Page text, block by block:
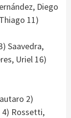
Diego
11)
Saavedra,
Uriel 16)
2)
4) Rossetti,